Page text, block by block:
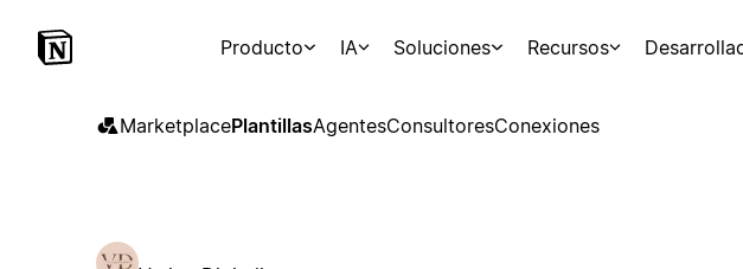
Producto IA Soluciones Recursos
MarketplacePlantillasAgentesConsultoresConexiones